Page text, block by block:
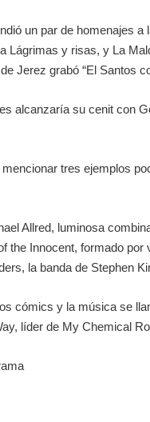
un par de homenajes
Lágrimas y risas, y La
Jerez grabó “El Santos
alcanzaría su cenit con
tres ejemplos
Allred, luminosa
the Innocent, formado
la banda de Stephen
cómics y la música se
líder de My Chemical